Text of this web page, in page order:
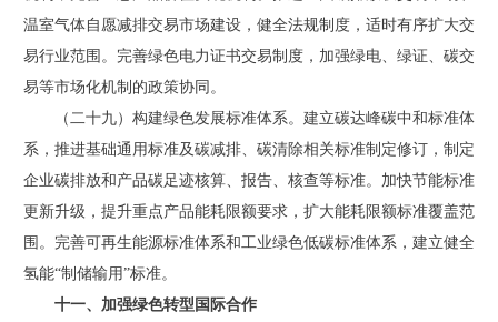
温室气体自愿减排交易市场建设，健全法规制度，适时有序扩大交
易行业范围。完善绿色电力证书交易制度，加强绿电、绿证、碳交
易等市场化机制的政策协同。
（二十九）构建绿色发展标准体系。建立碳达峰碳中和标准体
系，推进基础通用标准及碳减排、碳清除相关标准制定修订，制定
企业碳排放和产品碳足迹核算、报告、核查等标准。加快节能标准
更新升级，提升重点产品能耗限额要求，扩大能耗限额标准覆盖范
围。完善可再生能源标准体系和工业绿色低碳标准体系，建立健全
氢能“制储输用”标准。
十一、加强绿色转型国际合作